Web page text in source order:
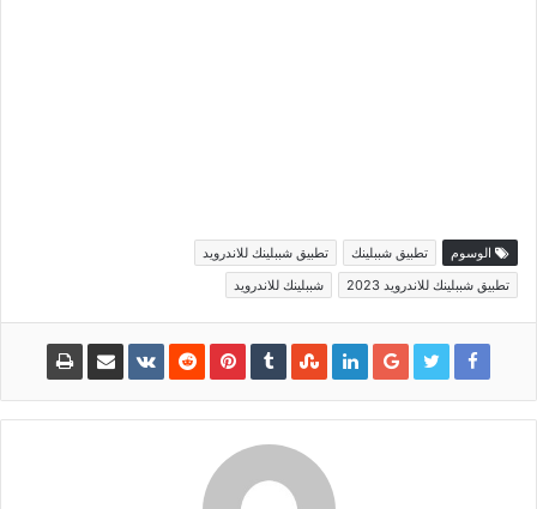
الوسوم تطبيق شببلينك
تطبيق شببلينك للاندرويد
تطبيق شببلينك للاندرويد 2023
شببلينك للاندرويد